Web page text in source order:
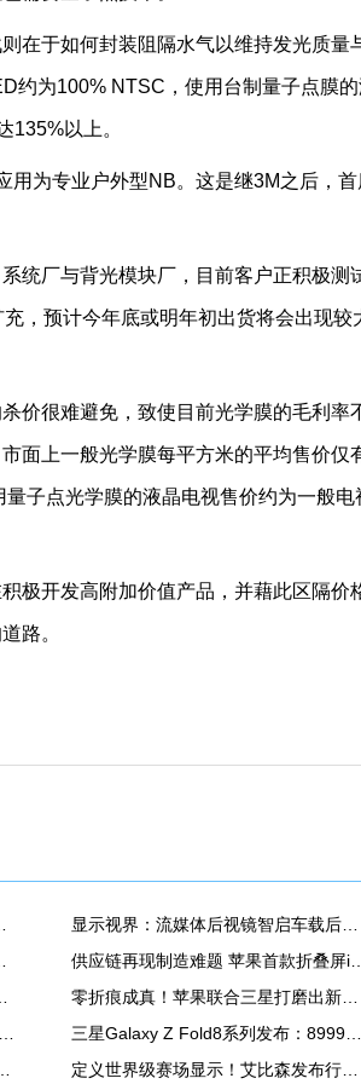
于如何封装阻隔水气以维持发光质量
约为100% NTSC，使用台制量子点膜的
135%以上。
为专业户外型NB。这是继3M之后，首
厂与背光模块厂，目前客户正积极测
，预计今年底或明年初出货将会出现较
很难避免，致使目前光学膜的毛利率
面上一般光学膜每平方米的平均售价仅
子点光学膜的液晶电视售价约为一般电
开发高附加价值产品，并藉此区隔价
路。